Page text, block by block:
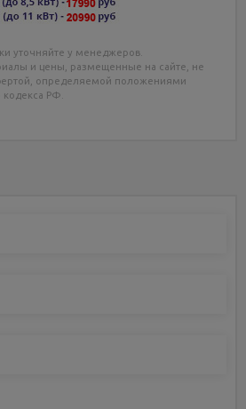
уточняйте у менеджеров.
и цены, размещенные на сайте, не
определяемой положениями
кодекса РФ.